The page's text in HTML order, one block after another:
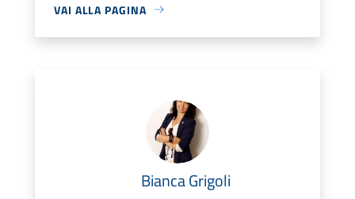
VAI ALLA PAGINA
Bianca Grigoli